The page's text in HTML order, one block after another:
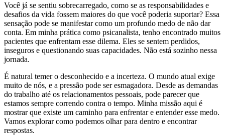
Você já se sentiu sobrecarregado, como se as responsabilidades e
desafios da vida fossem maiores do que você poderia suportar? Essa
sensação pode se manifestar como um profundo medo de não dar
conta. Em minha prática como psicanalista, tenho encontrado muitos
pacientes que enfrentam esse dilema. Eles se sentem perdidos,
inseguros e questionando suas capacidades. Não está sozinho nessa
jornada.
É natural temer o desconhecido e a incerteza. O mundo atual exige
muito de nós, e a pressão pode ser esmagadora. Desde as demandas
do trabalho até os relacionamentos pessoais, pode parecer que
estamos sempre correndo contra o tempo. Minha missão aqui é
mostrar que existe um caminho para enfrentar e entender esse medo.
Vamos explorar como podemos olhar para dentro e encontrar
respostas.